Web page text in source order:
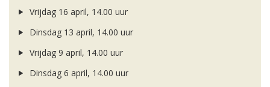
Vrijdag 16 april, 14.00 uur
Dinsdag 13 april, 14.00 uur
Vrijdag 9 april, 14.00 uur
Dinsdag 6 april, 14.00 uur